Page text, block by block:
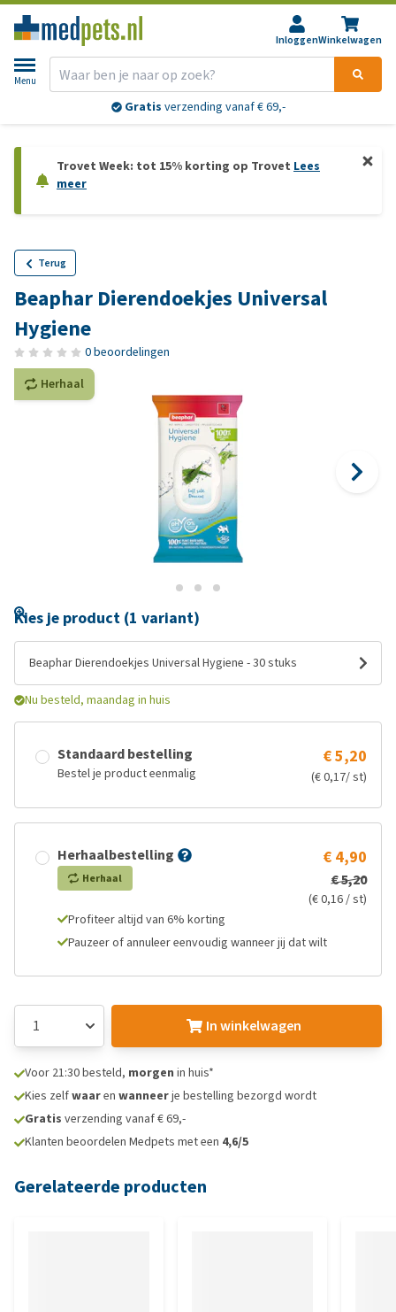
InloggenWinkelwagen
Menu
Gratis verzending vanaf € 69,-
Trovet Week: tot 15% korting op Trovet Lees
meer
Terug
Beaphar Dierendoekjes Universal
Hygiene
0 beoordelingen
Herhaal
Kies je product (1 variant)
Beaphar Dierendoekjes Universal Hygiene - 30 stuks
Nu besteld, maandag in huis
Standaard bestelling
Bestel je product eenmalig
€ 5,20
(€ 0,17/ st)
Herhaalbestelling
Herhaal
€ 4,90
€ 5,20
(€ 0,16 / st)
Profiteer altijd van 6% korting
Pauzeer of annuleer eenvoudig wanneer jij dat wilt
In winkelwagen
Voor 21:30 besteld, morgen in huis*
Kies zelfwaaren wanneerje bestelling bezorgd wordt
Gratis verzending vanaf € 69,-
Klanten beoordelen Medpets met een 4,6/5
Gerelateerde producten